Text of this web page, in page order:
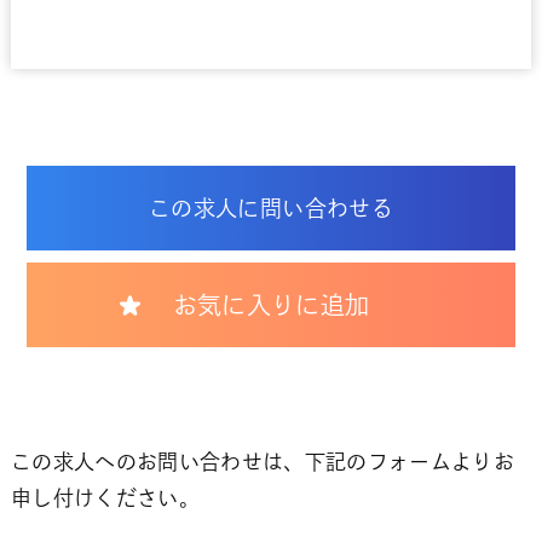
この求人に問い合わせる
お気に入りに追加
この求人へのお問い合わせは、下記のフォームよりお
申し付けください。